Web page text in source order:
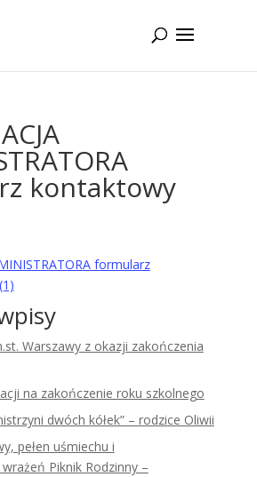
kontaktowy
formularz
Warszawy z okazji zakończenia
na zakończenie roku szkolnego
dwóch kółek” – rodzice Oliwii
pełen uśmiechu i
Piknik Rodzinny –